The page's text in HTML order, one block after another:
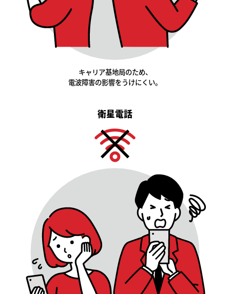
キャリア基地局のため、
電波障害の影響をうけにくい。
衛星電話